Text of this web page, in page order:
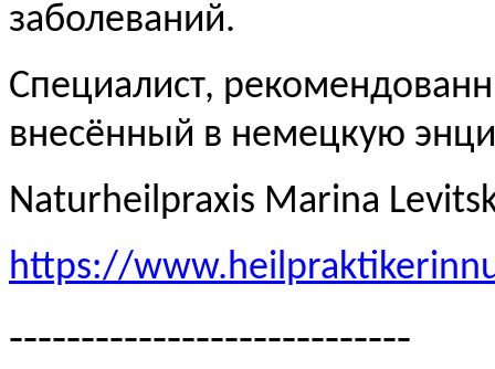
заболеваний.
Специалист,
внесённый в немецкую
Naturheilpraxis Marina
https://
----------------------------